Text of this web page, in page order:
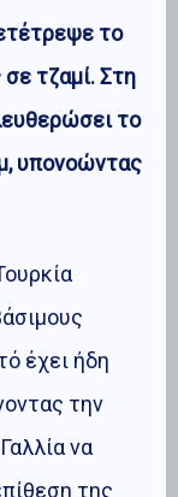
το
τζαμί. Στη
το
υπονοώντας
έχει ήδη
την
να
της